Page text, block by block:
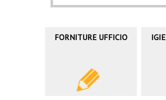
FORNITURE UFFICIO